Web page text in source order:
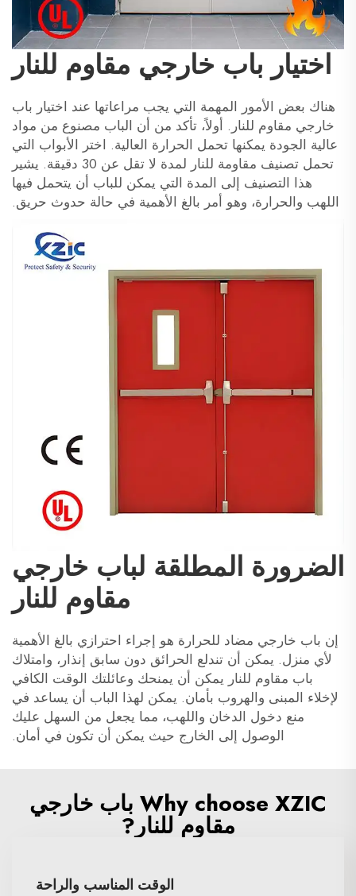
اختيار باب خارجي مقاوم للنار
هناك بعض الأمور المهمة التي يجب مراعاتها عند اختيار باب
خارجي مقاوم للنار. أولاً، تأكد من أن الباب مصنوع من مواد
عالية الجودة يمكنها تحمل الحرارة العالية. اختر الأبواب التي
تحمل تصنيف مقاومة للنار لمدة لا تقل عن 30 دقيقة. يشير
هذا التصنيف إلى المدة التي يمكن للباب أن يتحمل فيها
اللهب والحرارة، وهو أمر بالغ الأهمية في حالة حدوث حريق.
الضرورة المطلقة لباب خارجي
مقاوم للنار
إن باب خارجي مضاد للحرارة هو إجراء احترازي بالغ الأهمية
لأي منزل. يمكن أن تندلع الحرائق دون سابق إنذار، وامتلاك
باب مقاوم للنار يمكن أن يمنحك وعائلتك الوقت الكافي
لإخلاء المبنى والهروب بأمان. يمكن لهذا الباب أن يساعد في
منع دخول الدخان واللهب، مما يجعل من السهل عليك
الوصول إلى الخارج حيث يمكن أن تكون في أمان.
Why choose XZIC باب خارجي
مقاوم للنار?
الوقت المناسب والراحة